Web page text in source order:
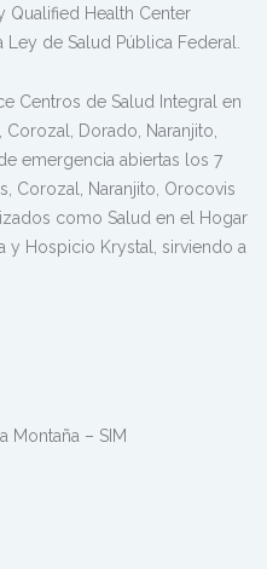
Health Center
Ley de Salud Pública Federal.
Centros de Salud Integral en
Corozal, Dorado, Naranjito,
emergencia abiertas los 7
Corozal, Naranjito, Orocovis
como Salud en el Hogar
y Hospicio Krystal, sirviendo a
Montaña – SIM